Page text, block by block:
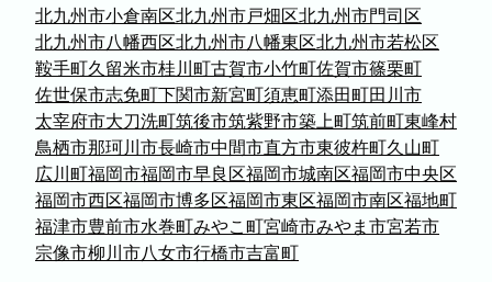
ABOUT
ABOUT
撮影・制作に対する考え方をご紹介してい
ます。
KUMICODEのことを、少し知っていただけ
たらうれしいです。
私たちにできること
写真撮影・動画撮影・WEBサイト制作を行っています。
北九州市小倉南区北九州市戸畑区北九州市門司区
北九州市八幡西区北九州市八幡東区北九州市若松区
鞍手町久留米市桂川町古賀市小竹町佐賀市篠栗町
佐世保市志免町下関市新宮町須恵町添田町田川市
太宰府市大刀洗町筑後市筑紫野市築上町筑前町東峰村
鳥栖市那珂川市長崎市中間市直方市東彼杵町久山町
広川町福岡市福岡市早良区福岡市城南区福岡市中央区
福岡市西区福岡市博多区福岡市東区福岡市南区福地町
福津市豊前市水巻町みやこ町宮崎市みやま市宮若市
宗像市柳川市八女市行橋市吉富町